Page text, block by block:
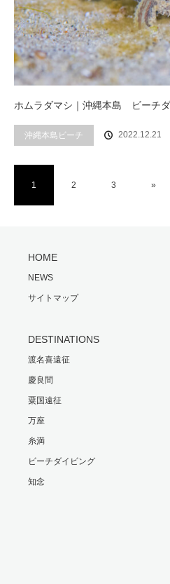
ホムラダマシ｜沖縄本島 ビーチ
沖縄本島ビーチ 2022.12.21
1 2 3 »
HOME
NEWS
サイトマップ
DESTINATIONS
渡名喜遠征
慶良間
粟国遠征
万座
糸満
ビーチダイビング
知念